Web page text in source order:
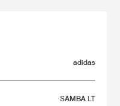
adidas
SAMBA LT